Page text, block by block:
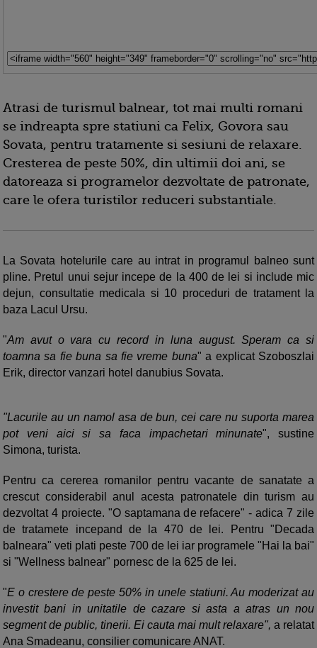
Atrasi de turismul balnear, tot mai multi romani
se indreapta spre statiuni ca Felix, Govora sau
Sovata, pentru tratamente si sesiuni de relaxare.
Cresterea de peste 50%, din ultimii doi ani, se
datoreaza si programelor dezvoltate de patronate,
care le ofera turistilor reduceri substantiale.
La Sovata hotelurile care au intrat in programul balneo sunt
pline. Pretul unui sejur incepe de la 400 de lei si include mic
dejun, consultatie medicala si 10 proceduri de tratament la
baza Lacul Ursu.
"Am avut o vara cu record in luna august. Speram ca si
toamna sa fie buna sa fie vreme buna" a explicat Szoboszlai
Erik, director vanzari hotel danubius Sovata.
"Lacurile au un namol asa de bun, cei care nu suporta marea
pot veni aici si sa faca impachetari minunate", sustine
Simona, turista.
Pentru ca cererea romanilor pentru vacante de sanatate a
crescut considerabil anul acesta patronatele din turism au
dezvoltat 4 proiecte. "O saptamana de refacere" - adica 7 zile
de tratamete incepand de la 470 de lei. Pentru "Decada
balneara" veti plati peste 700 de lei iar programele "Hai la bai"
si "Wellness balnear" pornesc de la 625 de lei.
"E o crestere de peste 50% in unele statiuni. Au moderizat au
investit bani in unitatile de cazare si asta a atras un nou
segment de public, tinerii. Ei cauta mai mult relaxare", a relatat
Ana Smadeanu, consilier comunicare ANAT.